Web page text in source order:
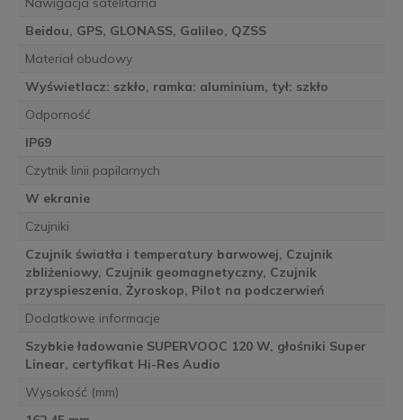
Beidou, GPS, GLONASS, Galileo, QZSS
Materiał obudowy
Wyświetlacz: szkło, ramka: aluminium, tył: szkło
Odporność
IP69
Czytnik linii papilarnych
W ekranie
Czujniki
Czujnik światła i temperatury barwowej, Czujnik
zbliżeniowy, Czujnik geomagnetyczny, Czujnik
przyspieszenia, Żyroskop, Pilot na podczerwień
Dodatkowe informacje
Szybkie ładowanie SUPERVOOC 120 W, głośniki Super
Linear, certyfikat Hi-Res Audio
Wysokość (mm)